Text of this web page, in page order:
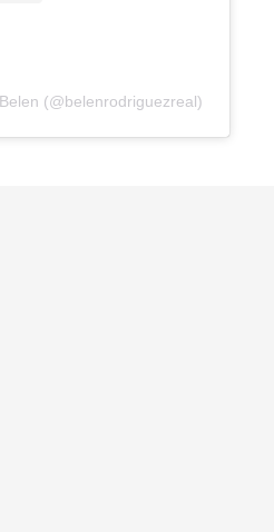
(@belenrodriguezreal)